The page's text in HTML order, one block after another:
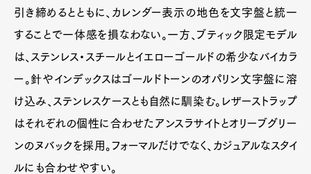
引き締めるとともに、カレンダー表示の地色を文字盤と統一
することで一体感を損なわない。一方、ブティック限定モデル
は、ステンレス・スチールとイエローゴールドの希少なバイカラ
ー。針やインデックスはゴールドトーンのオパリン文字盤に溶
け込み、ステンレスケースとも自然に馴染む。レザーストラップ
はそれぞれの個性に合わせたアンスラサイトとオリーブグリー
ンのヌバックを採用。フォーマルだけでなく、カジュアルなスタイ
ルにも合わせやすい。